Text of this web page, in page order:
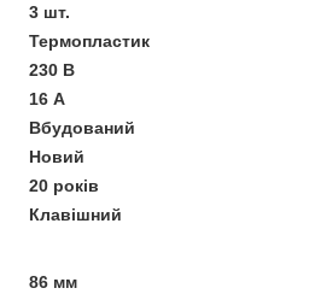
3 шт.
Термопластик
230 В
16 А
Вбудований
Новий
20 років
Клавішний
86 мм